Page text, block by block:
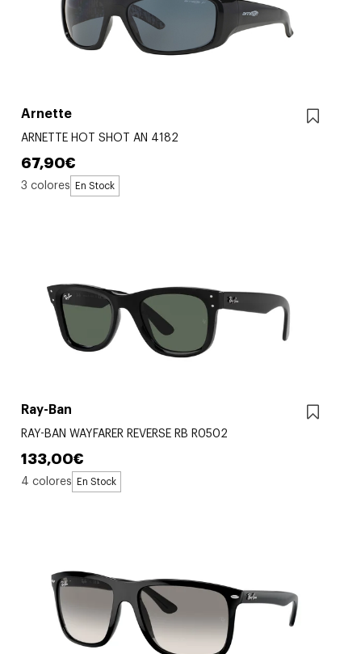
Arnette
ARNETTE HOT SHOT AN 4182
67,90€
3 colores En Stock
Ray-Ban
RAY-BAN WAYFARER REVERSE RB R0502
133,00€
4 colores En Stock